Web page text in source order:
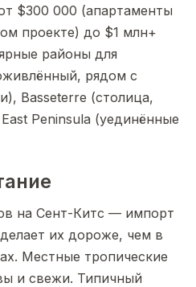
$300 000 (апартаменты
проекте) до $1 млн+
районы для
рядом с
Basseterre (столица,
Peninsula (уединённые
на Сент-Китс — импорт
их дороже, чем в
Местные тропические
и свежи. Типичный